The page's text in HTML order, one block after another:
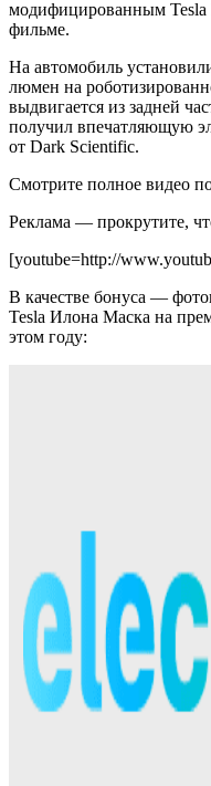
модифицированным Tesla
фильме.
На автомобиль
люмен на
выдвигается из задней
получил впечатляющую
от Dark Scientific.
Смотрите полное видео
Реклама — прокрутите,
[youtube=http://
В качестве бонуса —
Tesla Илона Маска на
этом году: